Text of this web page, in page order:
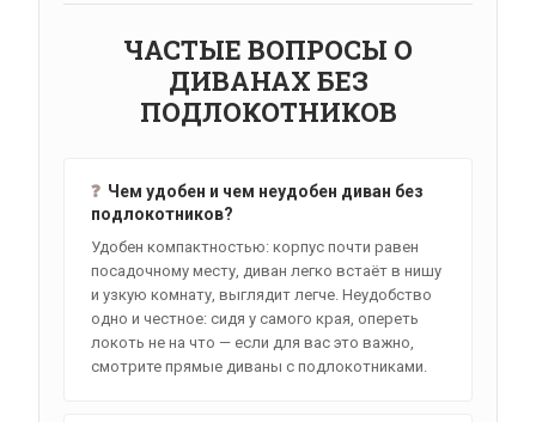
ЧАСТЫЕ ВОПРОСЫ О
ДИВАНАХ БЕЗ
ПОДЛОКОТНИКОВ
❓ Чем удобен и чем неудобен диван без
подлокотников?
Удобен компактностью: корпус почти равен
посадочному месту, диван легко встаёт в нишу
и узкую комнату, выглядит легче. Неудобство
одно и честное: сидя у самого края, опереть
локоть не на что — если для вас это важно,
смотрите прямые диваны с подлокотниками.